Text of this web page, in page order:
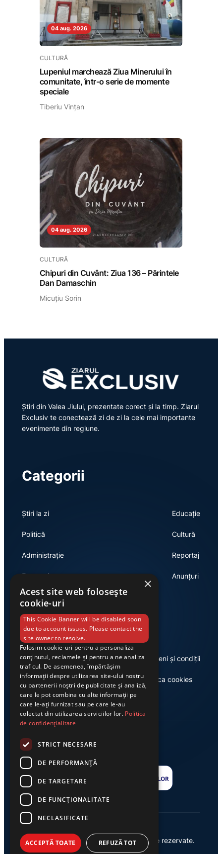
04 aug. 2026
CULTURĂ
Lupeniul marchează Ziua Minerului în
comunitate, într-o serie de momente
speciale
Tiberiu Vințan
04 aug. 2026
CULTURĂ
Chipuri din Cuvânt: Ziua 136 – Părintele
Dan Damaschin
Micuțiu Sorin
Știri din Valea Jiului, prezentate corect și la timp. Ziarul
Exclusiv te conectează zi de zi la cele mai importante
evenimente din regiune.
Categorii
Știri la zi
Politică
Administrație
Economie
Educație
Cultură
Reportaj
Anunțuri
Link-uri utile
Despre noi
Casa de editură Exclusiv
Termeni și condiții
Politica cookies
© 2026 Ziarul Exclusiv – Toate drepturile rezervate.
Powered by {AW}
×
Acest site web folosește
cookie-uri
This Cookie Banner will be disabled soon
due to account issues. Please contact the
site owner to resolve.
Folosim cookie-uri pentru a personaliza
conținutul, reclamele și pentru a ne analiza
traficul. De asemenea, împărtășim
informații despre utilizarea site-ului nostru
cu partenerii noștri de publicitate și analiză,
care le pot combina cu alte informații pe
care le-ați furnizat sau pe care le-au
colectat din utilizarea serviciilor lor. Politica
de confidențialitate
STRICT NECESARE
DE PERFORMANȚĂ
DE TARGETARE
DE FUNCŢIONALITATE
NECLASIFICATE
ACCEPTĂ TOATE REFUZĂ TOT